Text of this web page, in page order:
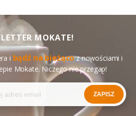
MOKATE!
i bądź na bieżącoz nowościami i
Mokate. Niczego nie przegap!
ZAPISZ